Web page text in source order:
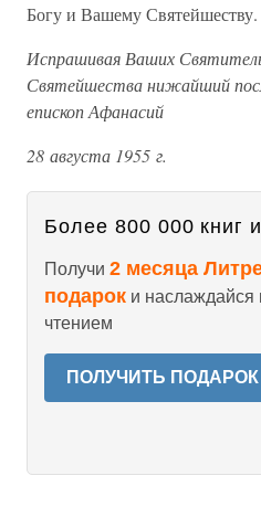
Богу и Вашему Святейшеству.
Испрашивая Ваших
Святейшества нижайший
епископ Афанасий
28 августа 1955 г.
Более 800 000 книг
Получи 2 месяца
подарок и наслаждайся
чтением
ПОЛУЧИТЬ ПОДАРОК